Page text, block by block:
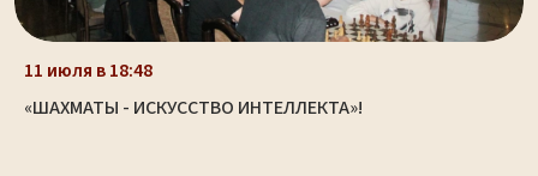
11 июля в 18:48
«ШАХМАТЫ - ИСКУССТВО ИНТЕЛЛЕКТА»!